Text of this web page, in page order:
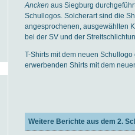
Ancken aus Siegburg
Schullogos. Solcherart sind die
angesprochenen, ausgewählten
bei der SV und der
T-Shirts mit dem neuen
erwerbenden Shirts mit dem
Weitere Berichte aus dem 2.